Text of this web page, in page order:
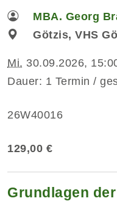
MBA. Georg
Götzis, VHS
Mi. 30.09.2026,
Dauer: 1 Termin /
26W40016
129,00 €
Grundlagen